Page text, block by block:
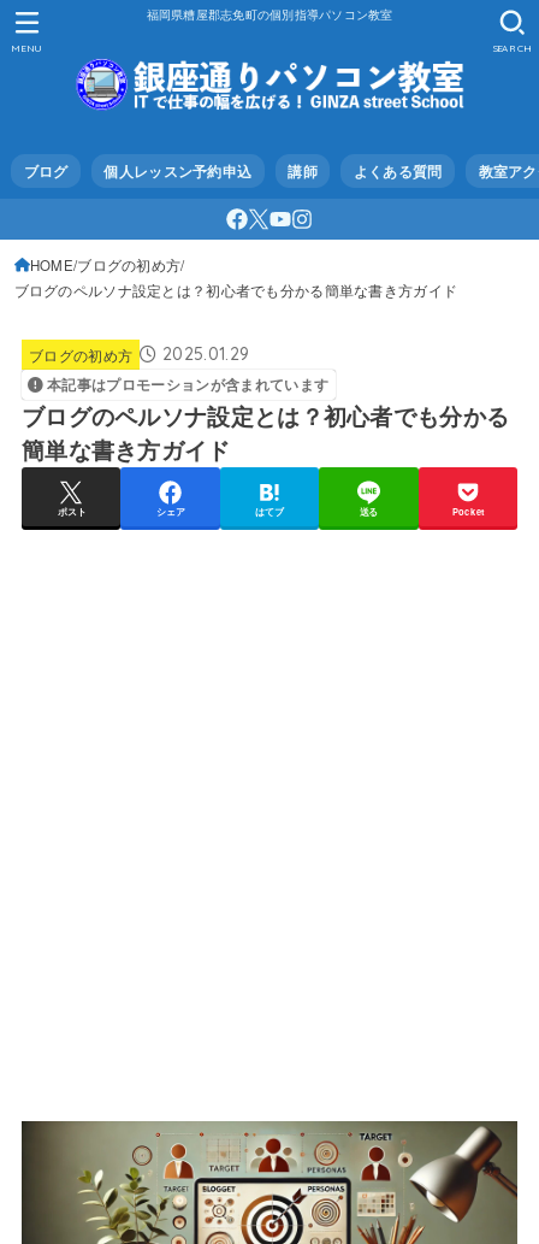
福岡県糟屋郡志免町の個別指導パソコン教室
ブログ 個人レッスン予約申込 講師 よくある質問 教室ア
SEARCH
MENU
HOME ブログの初め方
ブログのペルソナ設定とは？初心者でも分かる簡単な書き方ガイド
ブログの初め方 2025.01.29
本記事はプロモーションが含まれています
ブログのペルソナ設定とは？初心者でも分かる
簡単な書き方ガイド
ポスト シェア はてブ 送る Pocket